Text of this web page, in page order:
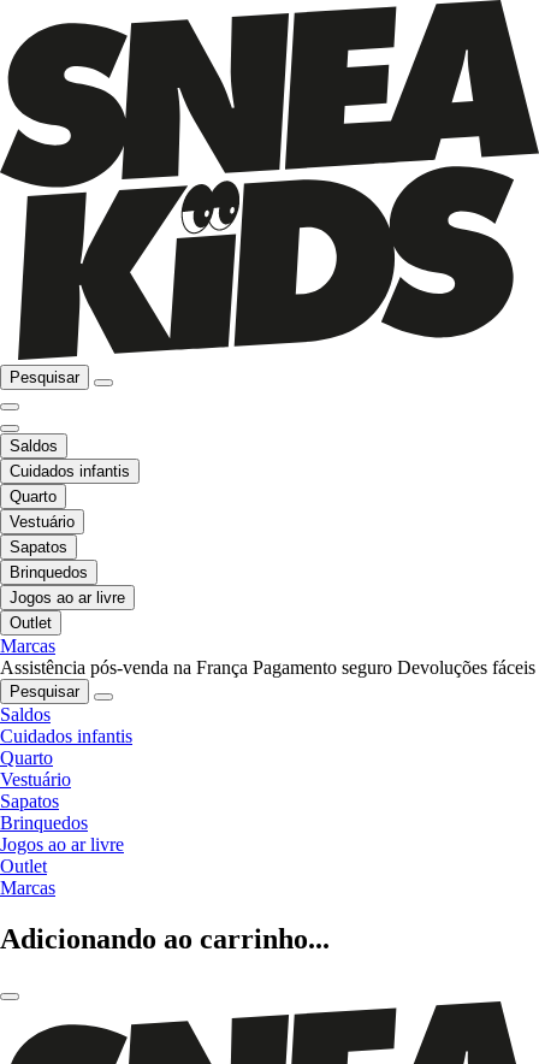
Pesquisar
Saldos
Cuidados infantis
Quarto
Vestuário
Sapatos
Brinquedos
Jogos ao ar livre
Outlet
Marcas
Assistência pós-venda na França Pagamento seguro Devoluções fáceis
Pesquisar
Saldos
Cuidados infantis
Quarto
Vestuário
Sapatos
Brinquedos
Jogos ao ar livre
Outlet
Marcas
Adicionando ao carrinho...